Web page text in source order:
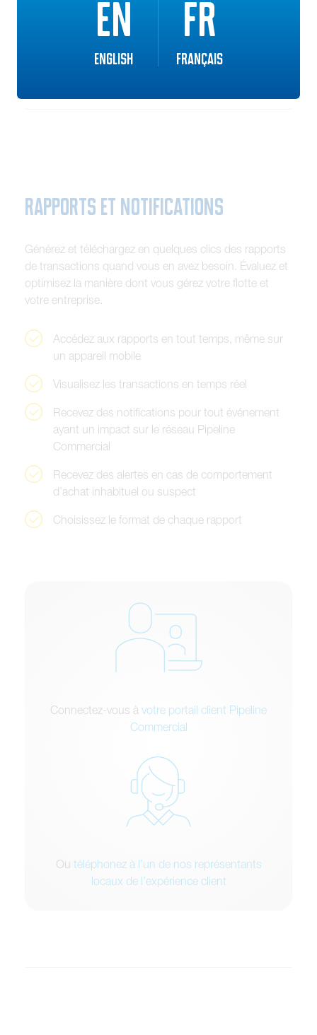
Connectez-vous à
votre portail client Pipeline
Rapports et notifications
Générez et téléchargez en quelques clics des rapports
de transactions quand vous en avez besoin Évaluez et
optimisez la manière dont vous gérez votre flotte et
votre entreprise
Accédez aux rapports en tout temps même sur
un appareil mobile
Visualisez les transactions en temps réel
Recevez des notifications pour tout événement
ayant un impact sur le réseau Pipeline
Commercial
Recevez des alertes en cas de comportement
d’achat inhabituel ou suspect
Choisissez le format de chaque rapport
Connectez-vous à votre portail client Pipeline
Commercial
Ou téléphonez à l’un de nos représentants
locaux de l’expérience client
EN
English
FR
Français